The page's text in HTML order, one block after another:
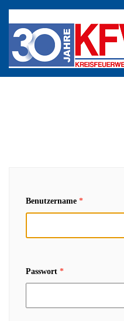
Benutzername *
Passwort *